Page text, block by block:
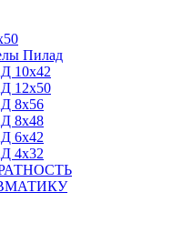
Пилад
12х50
8х56
8х48
6х42
4х32